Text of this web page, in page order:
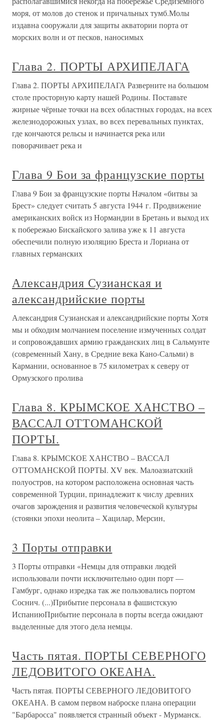
моря, от молов до стенок и причальных тумб.Молы
издавна сооружали для защиты акватории порта от
морских волн и от песков, наносимых
Глава 2. ПОРТЫ АРХИПЕЛАГА
Глава 2. ПОРТЫ АРХИПЕЛАГА Разверните на большом
столе просторную карту нашей Родины. Поставьте
жирные чёрные точки на всех областных городах, на всех
железнодорожных узлах, во всех перевальных пунктах,
где кончаются рельсы и начинается река или
поворачивает река и
Глава 9 Бои за французские порты
Глава 9 Бои за французские порты Началом «битвы за
Брест» следует считать 5 августа 1944 г. Продвижение
американских войск из Нормандии в Бретань и выход их
к побережью Бискайского залива уже к 11 августа
обеспечили полную изоляцию Бреста и Лориана от
главных германских
Александрия Сузианская и
александрийские порты
Александрия Сузианская и александрийские порты Хотя
мы и обходим молчанием поселение измученных солдат
и сопровождавших армию гражданских лиц в Сальмунте
(современный Хану, в Средние века Кано-Сальми) в
Кармании, основанное в 75 километрах к северу от
Ормузского пролива
Глава 8. КРЫМСКОЕ ХАНСТВО –
ВАССАЛ ОТТОМАНСКОЙ
ПОРТЫ.
Глава 8. КРЫМСКОЕ ХАНСТВО – ВАССАЛ
ОТТОМАНСКОЙ ПОРТЫ. XV век. Малоазиатский
полуостров, на котором расположена основная часть
современной Турции, принадлежит к числу древних
очагов зарождения и развития человеческой культуры
(стоянки эпохи неолита – Хацилар, Мерсин,
3 Порты отправки
3 Порты отправки «Немцы для отправки людей
использовали почти исключительно один порт —
Гамбург, однако изредка так же пользовались портом
Соснич. (...)Прибытие персонала в фашистскую
ИспаниюПрибытие персонала в порты всегда ожидают
выделенные для этого дела немцы.
Часть пятая. ПОРТЫ СЕВЕРНОГО
ЛЕДОВИТОГО ОКЕАНА.
Часть пятая. ПОРТЫ СЕВЕРНОГО ЛЕДОВИТОГО
ОКЕАНА. В самом первом наброске плана операции
"Барбаросса" появляется странный объект - Мурманск.